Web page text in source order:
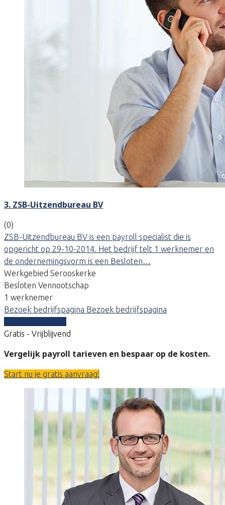
3. ZSB-Uitzendbureau BV
(0)
ZSB-Uitzendbureau BV is een payroll specialist die is
opgericht op 29-10-2014. Het bedrijf telt 1 werknemer en
de ondernemingsvorm is een Besloten…
Werkgebied Serooskerke
Besloten Vennootschap
1 werknemer
Bezoek bedrijfspagina Bezoek bedrijfspagina
Gratis - Vrijblijvend
Vergelijk payroll tarieven en bespaar op de kosten.
Start nu je gratis aanvraag!